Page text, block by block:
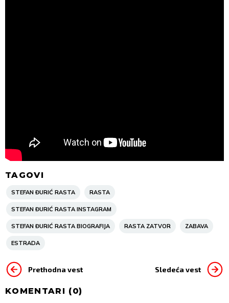
TAGOVI
STEFAN ĐURIĆ RASTA RASTA
STEFAN ĐURIĆ RASTA INSTAGRAM
STEFAN ĐURIĆ RASTA BIOGRAFIJA RASTA ZATVOR ZABAVA
ESTRADA
Prethodna vest Sledeća vest
KOMENTARI (0)